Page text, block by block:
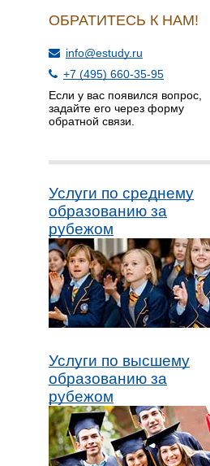
ОБРАТИТЕСЬ К НАМ!
info@estudy.ru
+7 (495) 660-35-95
Если у вас появился вопрос,
задайте его через форму
обратной связи.
Услуги по среднему
образованию за
рубежом
Услуги по высшему
образованию за
рубежом